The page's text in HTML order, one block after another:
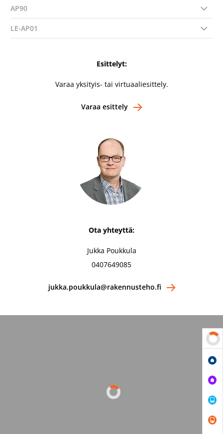
AP90
LE-AP01
Ota yhteyttä:
Jukka Poukkula
0407649085
jukka.poukkula@rakennusteho.fi
Esittelyt:
Varaa yksityis- tai virtuaaliesittely.
Varaa esittely